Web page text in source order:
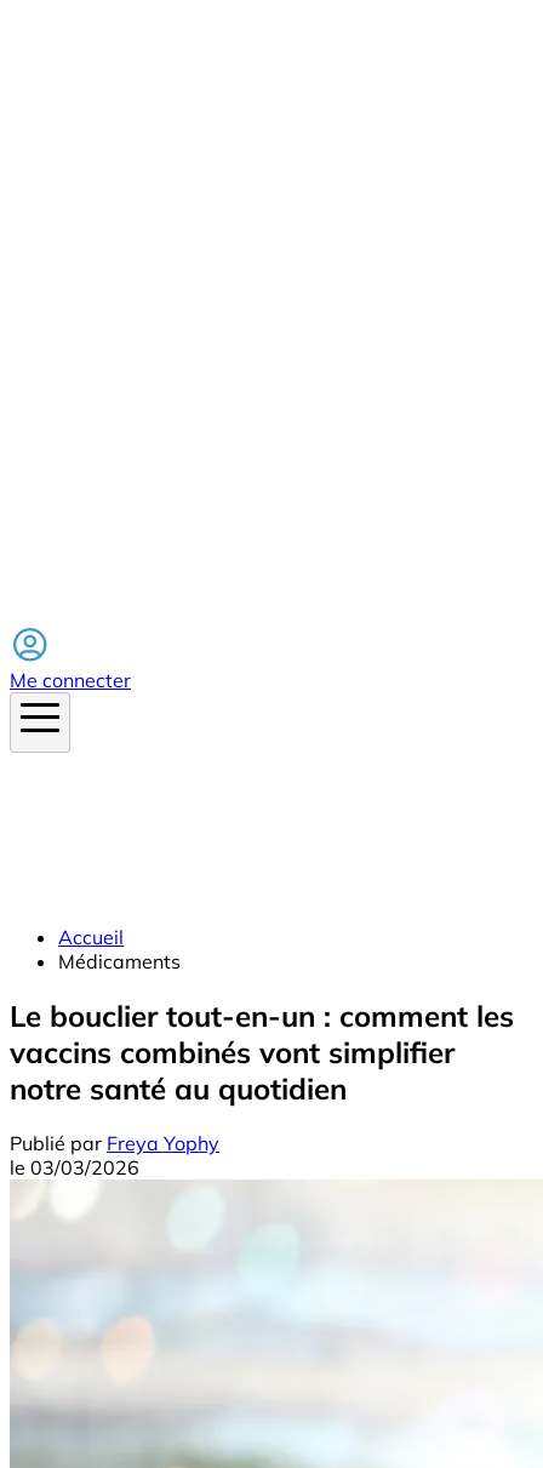
Me connecter
Accueil
Médicaments
Le bouclier tout-en-un : comment les
vaccins combinés vont simplifier
notre santé au quotidien
Publié par Freya Yophy
le 03/03/2026